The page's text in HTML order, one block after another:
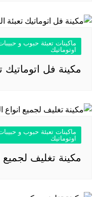
ماكينات تعبئة حبوب و
اوتوماتيك
مكينة فل اتوماتيك
ماكينات تعبئة حبوب و
اوتوماتيك
مكينة تغليف لجميع